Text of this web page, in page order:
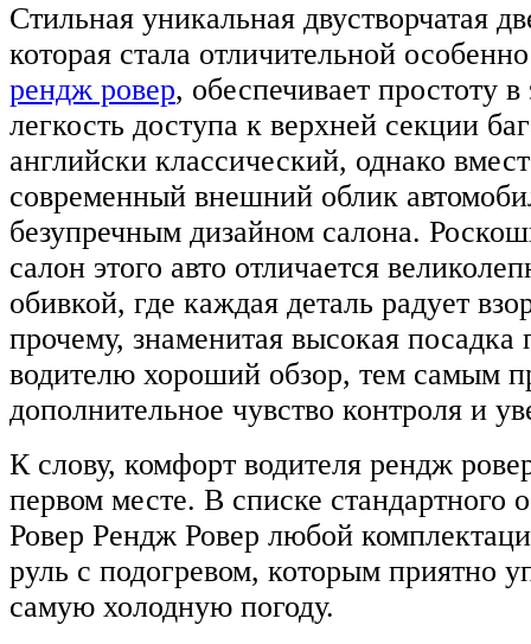
Стильная уникальная двустворчатая
которая стала отличительной
рендж ровер, обеспечивает простоту
легкость доступа к верхней секции
английски классический, однако
современный внешний облик
безупречным дизайном салона.
салон этого авто отличается
обивкой, где каждая деталь радует
прочему, знаменитая высокая посадка
водителю хороший обзор, тем самым
дополнительное чувство контроля и
К слову, комфорт водителя рендж
первом месте. В списке стандартного
Ровер Рендж Ровер любой
руль с подогревом, которым приятно
самую холодную погоду.